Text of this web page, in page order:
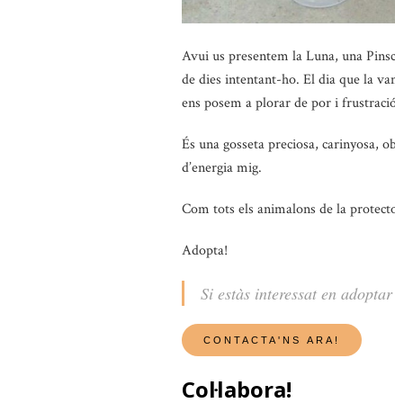
Avui us presentem la Luna, una
de dies intentant-ho. El dia que la
ens posem a plorar de por i
És una gosseta preciosa,
d’energia mig.
Com tots els animalons de la
Adopta!
Si estàs interessat en
Col·labora!